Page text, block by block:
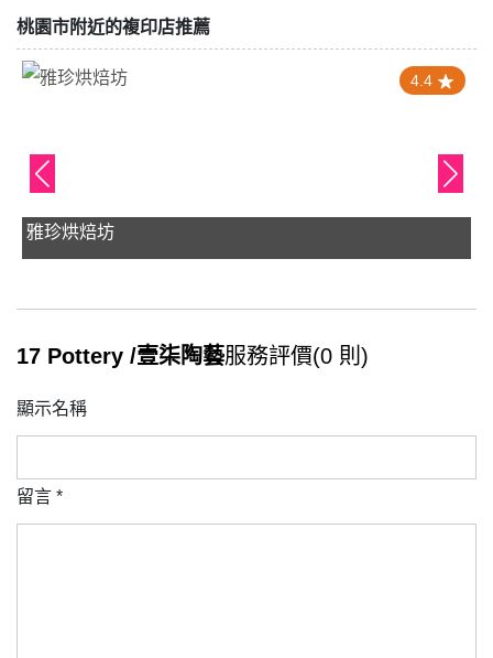
桃園市附近的複印店推薦
4.4
雅珍烘焙坊
17 Pottery /壹柒陶藝服務評價(0 則)
顯示名稱
留言 *